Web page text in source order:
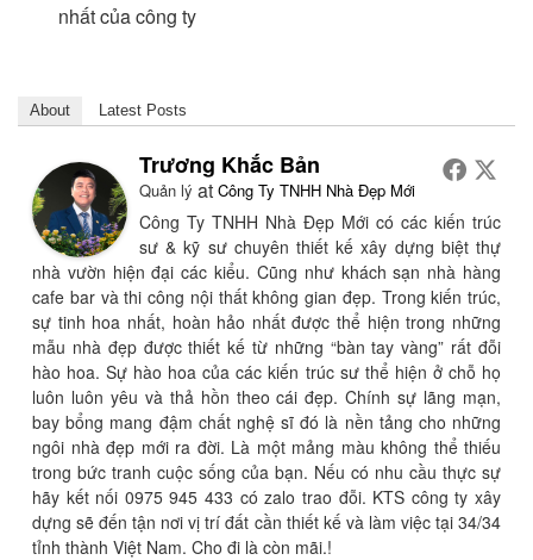
nhất của công ty
About Latest Posts
Trương Khắc Bản
Quản lý at Công Ty TNHH Nhà Đẹp Mới
Công Ty TNHH Nhà Đẹp Mới có các kiến trúc
sư & kỹ sư chuyên thiết kế xây dựng biệt thự
nhà vườn hiện đại các kiểu. Cũng như khách sạn nhà hàng
cafe bar và thi công nội thất không gian đẹp. Trong kiến trúc,
sự tinh hoa nhất, hoàn hảo nhất được thể hiện trong những
mẫu nhà đẹp được thiết kế từ những “bàn tay vàng” rất đỗi
hào hoa. Sự hào hoa của các kiến trúc sư thể hiện ở chỗ họ
luôn luôn yêu và thả hồn theo cái đẹp. Chính sự lãng mạn,
bay bổng mang đậm chất nghệ sĩ đó là nền tảng cho những
ngôi nhà đẹp mới ra đời. Là một mảng màu không thể thiếu
trong bức tranh cuộc sống của bạn. Nếu có nhu cầu thực sự
hãy kết nối 0975 945 433 có zalo trao đỗi. KTS công ty xây
dựng sẽ đến tận nơi vị trí đất cần thiết kế và làm việc tại 34/34
tỉnh thành Việt Nam. Cho đi là còn mãi.!